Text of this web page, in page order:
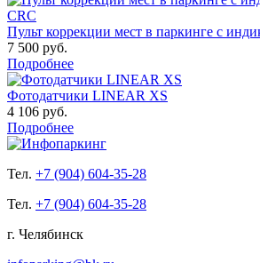
Пульт коррекции мест в паркинге с
7 500 руб.
Подробнее
Фотодатчики LINEAR XS
4 106 руб.
Подробнее
Тел. +7 (904) 604-35-28
Тел. +7 (904) 604-35-28
г. Челябинск